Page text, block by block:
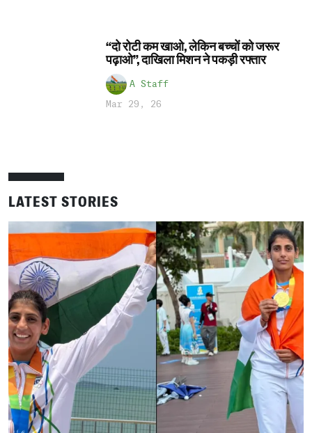
“दो रोटी कम खाओ, लेकिन बच्चों को जरूर
पढ़ाओ”, दाखिला मिशन ने पकड़ी रफ्तार
A Staff
Mar 29, 26
LATEST STORIES